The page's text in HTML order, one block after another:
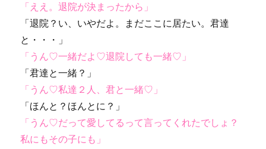
「ええ。退院が決まったから」
「退院？い、いやだよ。まだここに居たい。君達
と・・・」
「うん♡一緒だよ♡退院しても一緒♡」
「君達と一緒？」
「うん♡私達２人、君と一緒♡」
「ほんと？ほんとに？」
「うん♡だって愛してるって言ってくれたでしょ？
私にもその子にも」